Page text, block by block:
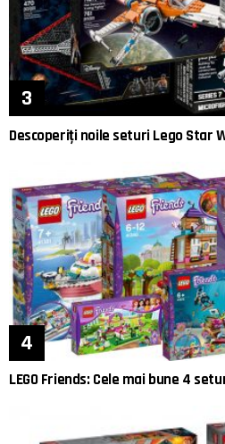
Descoperiți noile seturi Lego Star
LEGO Friends: Cele mai bune 4